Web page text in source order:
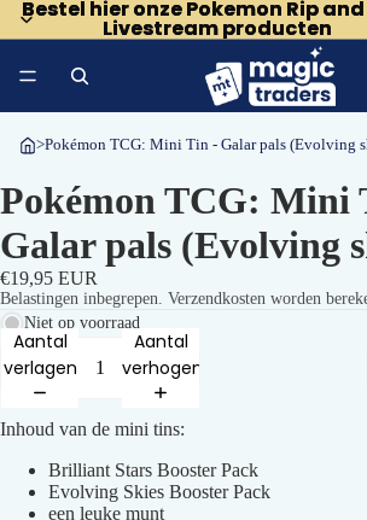
Bestel hier onze Pokemon Rip
Livestream producten
Bestel hier onze Pokemon Rip
Livestream producten
>Pokémon TCG: Mini Tin - Galar pals (Evolving
Pokémon TCG: Mini
Galar pals (Evolving
€19,95 EUR
Belastingen inbegrepen. Verzendkosten worden
Niet op voorraad
Aantal
verlagen
Aantal
verhogen
Inhoud van de mini tins:
Brilliant Stars Booster Pack
Evolving Skies Booster Pack
een leuke munt